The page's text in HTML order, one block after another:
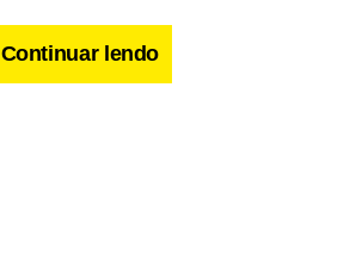
Continuar lendo